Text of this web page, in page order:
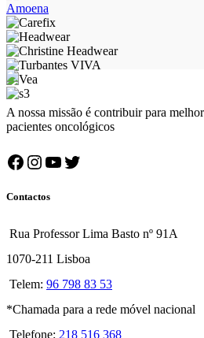
Amoena
A nossa missão é contribuir para
pacientes oncológicos
Facebook
Instagram
YouTube
Twitter
Contactos
Rua Professor Lima Basto nº 91A
1070-211 Lisboa
Telem: 96 798 83 53
*Chamada para a rede móvel nacional
Telefone: 218 516 368